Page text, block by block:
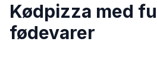
Kødpizza med
fødevarer